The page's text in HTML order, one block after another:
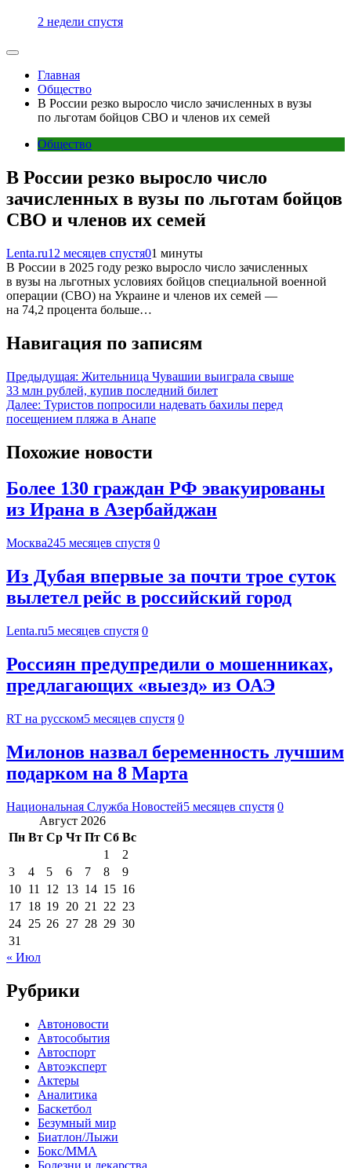
2 недели спустя
Главная
Общество
В России резко выросло число зачисленных в вузы
по льготам бойцов СВО и членов их семей
Общество
В России резко выросло число
зачисленных в вузы по льготам бойцов
СВО и членов их семей
Lenta.ru12 месяцев спустя01 минуты
В России в 2025 году резко выросло число зачисленных
в вузы на льготных условиях бойцов специальной военной
операции (СВО) на Украине и членов их семей —
на 74,2 процента больше…
Навигация по записям
Предыдущая: Жительница Чувашии выиграла свыше
33 млн рублей, купив последний билет
Далее: Туристов попросили надевать бахилы перед
посещением пляжа в Анапе
Похожие новости
Более 130 граждан РФ эвакуированы
из Ирана в Азербайджан
Москва245 месяцев спустя 0
Из Дубая впервые за почти трое суток
вылетел рейс в российский город
Lenta.ru5 месяцев спустя 0
Россиян предупредили о мошенниках,
предлагающих «выезд» из ОАЭ
RT на русском5 месяцев спустя 0
Милонов назвал беременность лучшим
подарком на 8 Марта
Национальная Служба Новостей5 месяцев спустя 0
Август 2026
Пн Вт Ср Чт Пт Сб Вс
1
2
3
4 5 6 7 8
9
10 11 12 13 14 15 16
17 18 19 20 21 22 23
24 25 26 27 28 29 30
31
« Июл
Рубрики
Автоновости
Автособытия
Автоспорт
Автоэксперт
Актеры
Аналитика
Баскетбол
Безумный мир
Биатлон/Лыжи
Бокс/MMA
Болезни и лекарства